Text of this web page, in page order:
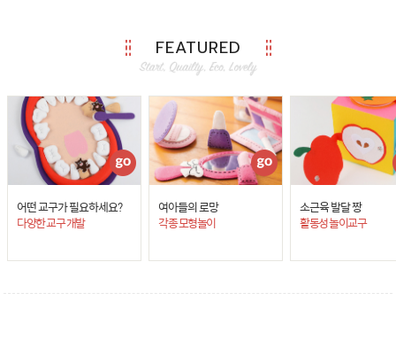
FEATURED
어떤 교구가 필요하세요?
다양한 교구 개발
여아들의 로망
각종 모형놀이
소근육 발달 짱
활동성 놀이교구